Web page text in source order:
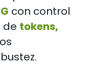
con control
de tokens,